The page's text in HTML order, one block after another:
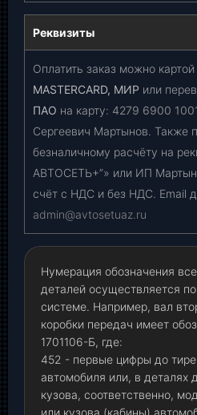
Реквизиты
Оплатить заказ можно картой
MASTERCARD, МИР или
ПАО на карту: 4279 6900
Сергеевич Мартынов. Также
безналичному расчёту на
АВТОСЕТЬ+”» или ИП
счёт с НДС и без НДС. Email
admin@avtosetuaz.ru
Нумерация обозначения
деталей осуществляется
системе. Например, вал
коробки передач имеет
1701106-Б, где:
452 - первые цифры до
автомобиля или, в деталях
кузова, соответственно,
или кузова (кабины)